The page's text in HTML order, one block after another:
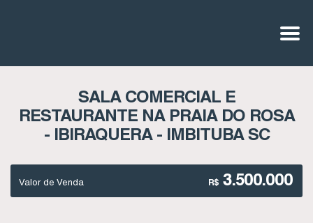
SALA COMERCIAL E
RESTAURANTE NA PRAIA DO ROSA
- IBIRAQUERA - IMBITUBA SC
R$ 3.500.000
Valor de Venda